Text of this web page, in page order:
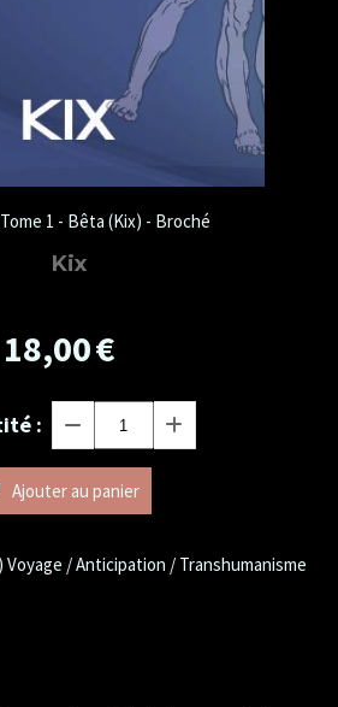
1 - Bêta (Kix) - Broché
Kix
18,00€
:
Ajouter au panier
Voyage / Anticipation / Transhumanisme